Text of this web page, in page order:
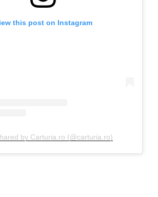
this post on Instagram
by Carturia.ro (@carturia.ro)